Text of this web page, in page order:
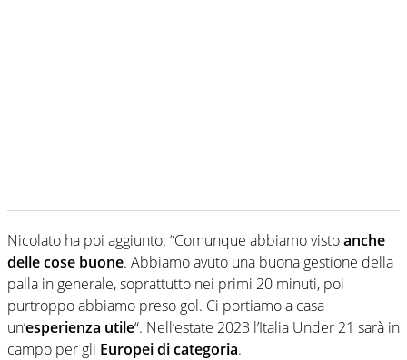
Nicolato ha poi aggiunto: “Comunque abbiamo vistoanche
delle cose buone. Abbiamo avuto una buona gestione della
palla in generale, soprattutto nei primi 20 minuti, poi
purtroppo abbiamo preso gol. Ci portiamo a casa
un’esperienza utile“. Nell’estate 2023 l’Italia Under 21 sarà in
campo per gli Europei di categoria.